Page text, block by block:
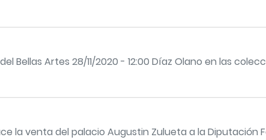
Bellas Artes 28/11/2020 - 12:00 Díaz Olano en las
la venta del palacio Augustin Zulueta a la Diputación